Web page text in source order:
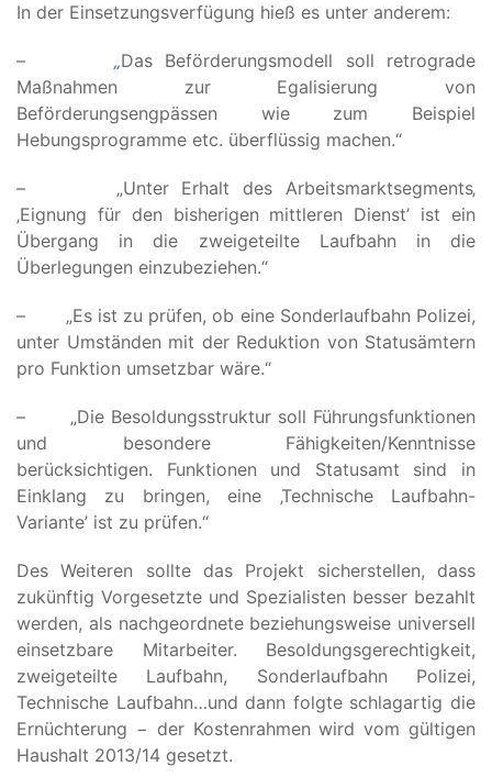
In der Einsetzungsverfügung hieß es unter anderem:
– „Das Beförderungsmodell soll retrograde
Maßnahmen zur Egalisierung von
Beförderungsengpässen wie zum Beispiel
Hebungsprogramme etc. überflüssig machen.“
– „Unter Erhalt des Arbeitsmarktsegments‚
‚Eignung für den bisherigen mittleren Dienst’ ist ein
Übergang in die zweigeteilte Laufbahn in die
Überlegungen einzubeziehen.“
– „Es ist zu prüfen, ob eine Sonderlaufbahn Polizei,
unter Umständen mit der Reduktion von Statusämtern
pro Funktion umsetzbar wäre.“
– „Die Besoldungsstruktur soll Führungsfunktionen
und besondere Fähigkeiten/Kenntnisse
berücksichtigen. Funktionen und Statusamt sind in
Einklang zu bringen, eine ‚Technische Laufbahn-
Variante’ ist zu prüfen.“
Des Weiteren sollte das Projekt sicherstellen, dass
zukünftig Vorgesetzte und Spezialisten besser bezahlt
werden, als nachgeordnete beziehungsweise universell
einsetzbare Mitarbeiter. Besoldungsgerechtigkeit,
zweigeteilte Laufbahn, Sonderlaufbahn Polizei,
Technische Laufbahn…und dann folgte schlagartig die
Ernüchterung − der Kostenrahmen wird vom gültigen
Haushalt 2013/14 gesetzt.